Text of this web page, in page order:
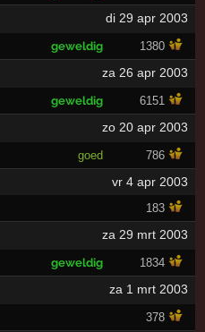
di 29 apr 2003
geweldig 1380
za 26 apr 2003
geweldig 6151
zo 20 apr 2003
goed 786
vr 4 apr 2003
183
za 29 mrt 2003
geweldig 1834
za 1 mrt 2003
378